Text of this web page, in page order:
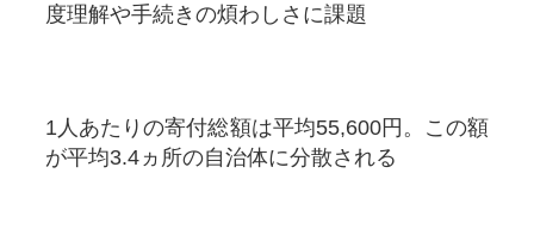
度理解や手続きの煩わしさに課題
1人あたりの寄付総額は平均55,600円。この額
が平均3.4ヵ所の自治体に分散される